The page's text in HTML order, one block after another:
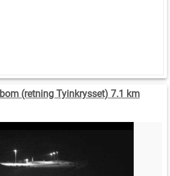
(retning Tyinkrysset) 7.1 km